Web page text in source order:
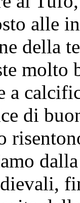
alle
della
molto
a
di